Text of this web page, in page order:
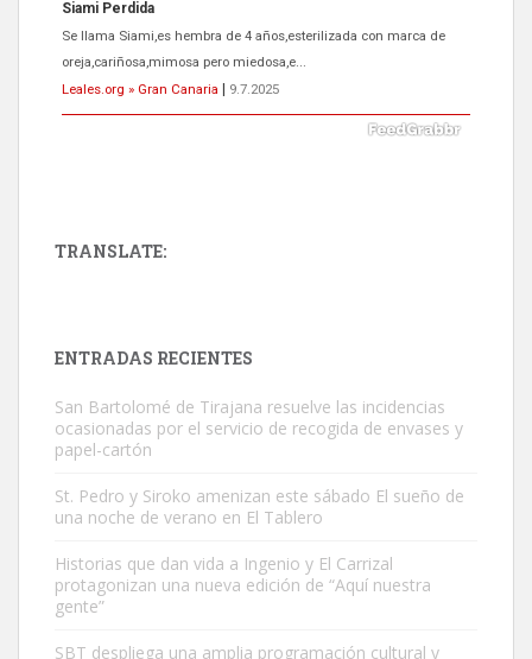
Siami Perdida
Se llama Siami,es hembra de 4 años,esterilizada con marca de
oreja,cariñosa,mimosa pero miedosa,e...
Leales.org » Gran Canaria
9.7.2025
Leales.org » Gran Canaria | 9.7.2025
Gato manso encontrado
Este gato macho ha aparecido en la calle hace menos de un mes,
es muy manso y extremadamente cari...
TRANSLATE:
ENTRADAS RECIENTES
San Bartolomé de Tirajana resuelve las incidencias
ocasionadas por el servicio de recogida de envases y
papel-cartón
St. Pedro y Siroko amenizan este sábado El sueño de
una noche de verano en El Tablero
Historias que dan vida a Ingenio y El Carrizal
protagonizan una nueva edición de “Aquí nuestra
gente”
SBT despliega una amplia programación cultural y